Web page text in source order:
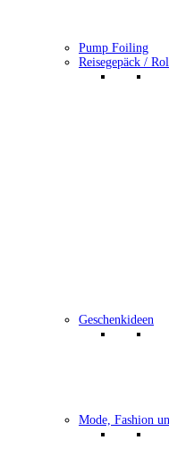
Pump Foiling
Reisegepäck /
Geschenkideen
Mode, Fashion